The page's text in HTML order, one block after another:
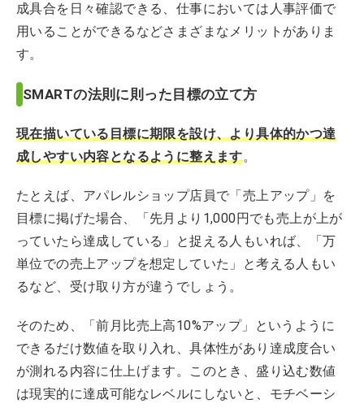
成具合を日々確認できる、仕事においては人事評価で
用いることができるなどさまざまなメリットがありま
す。
SMARTの法則に則った目標の立て方
現在描いている目標に期限を設け、より具体的かつ達
成しやすい内容となるように整えます。
たとえば、アパレルショップ店員で「売上アップ」を
目標に掲げた場合、「先月より1,000円でも売上が上が
っていたら達成している」と捉える人もいれば、「万
単位での売上アップを想定していた」と考える人もい
るなど、受け取り方が違うでしょう。
そのため、「前月比売上高10%アップ」というように
できるだけ数値を取り入れ、具体性があり達成度合い
が測れる内容に仕上げます。このとき、盛り込む数値
は現実的に達成可能なレベルにしないと、モチベーシ